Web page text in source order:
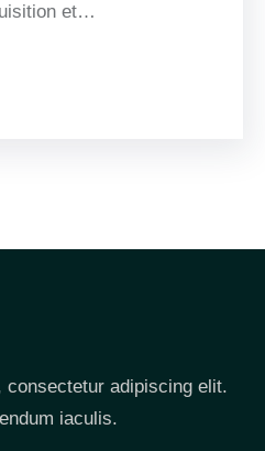
et…
adipiscing elit.
iaculis.